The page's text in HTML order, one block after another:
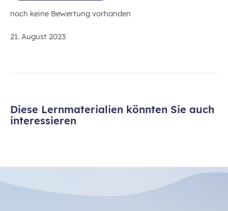
noch keine Bewertung vorhanden
21. August 2023
Diese Lernmaterialien könnten Sie auch
interessieren